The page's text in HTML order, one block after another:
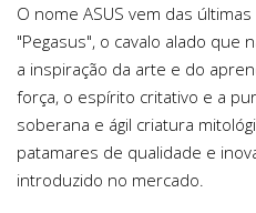
O nome ASUS vem das
"Pegasus", o cavalo alado que
a inspiração da arte e do
força, o espírito critativo e a
soberana e ágil criatura
patamares de qualidade e
introduzido no mercado.